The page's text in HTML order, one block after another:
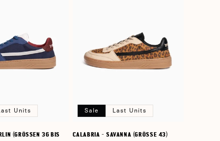
Units
(GRÖSSEN 36 BIS 3
Sale Last Units
CALABRIA - SAVANNA (GRÖSSE 43)